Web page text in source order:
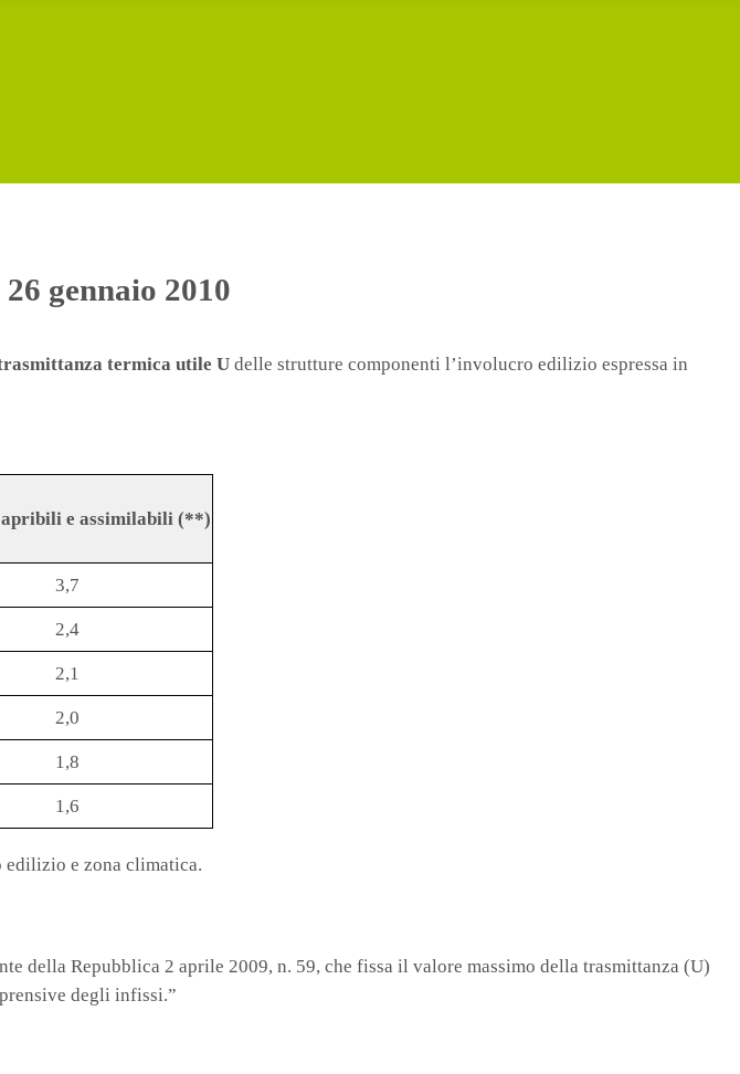
gennaio 2010
termica utile U delle strutture componenti l’involucro edilizio espressa in
apribili e assimilabili (**)
3,7
2,4
2,1
2,0
1,8
1,6
e zona climatica.
della Repubblica 2 aprile 2009, n. 59, che fissa il valore massimo della trasmittanza (U)
degli infissi.”